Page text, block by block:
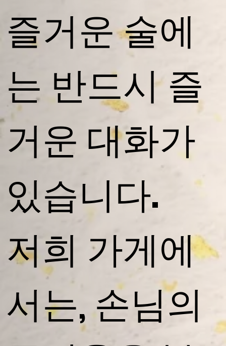
즐거운 술에
는 반드시 즐
거운 대화가
있습니다.
저희 가게에
서는, 손님의